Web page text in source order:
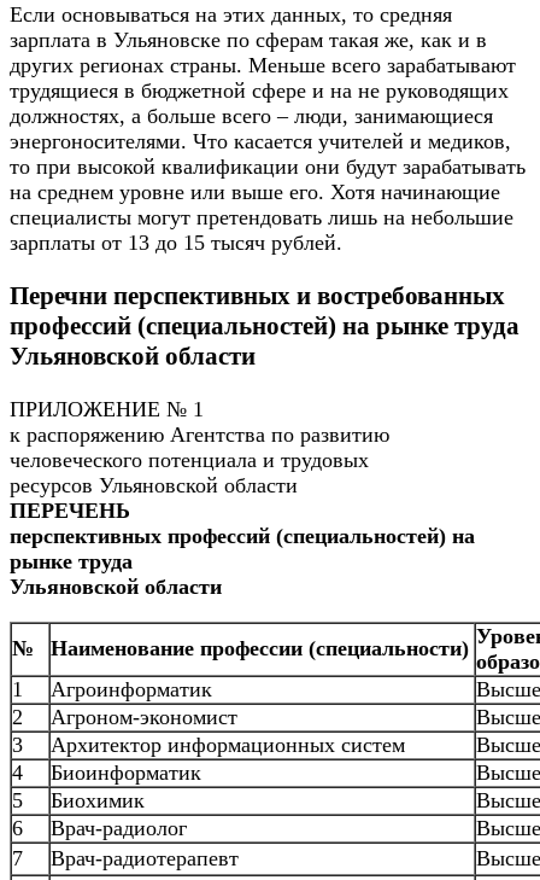
Если основываться на этих данных, то средняя
зарплата в Ульяновске по сферам такая же, как и в
других регионах страны. Меньше всего зарабатывают
трудящиеся в бюджетной сфере и на не руководящих
должностях, а больше всего – люди, занимающиеся
энергоносителями. Что касается учителей и медиков,
то при высокой квалификации они будут зарабатывать
на среднем уровне или выше его. Хотя начинающие
специалисты могут претендовать лишь на небольшие
зарплаты от 13 до 15 тысяч рублей.
Перечни перспективных и востребованных
профессий (специальностей) на рынке труда
Ульяновской области
ПРИЛОЖЕНИЕ № 1
к распоряжению Агентства по развитию
человеческого потенциала и трудовых
ресурсов Ульяновской области
ПЕРЕЧЕНЬ
перспективных профессий (специальностей) на
рынке труда
Ульяновской области
№ Наименование профессии (специальности)
1
Агроинформатик
2
Агроном-экономист
3
Архитектор информационных систем
4
Биоинформатик
5
Биохимик
6
Врач-радиолог
7
Врач-радиотерапевт